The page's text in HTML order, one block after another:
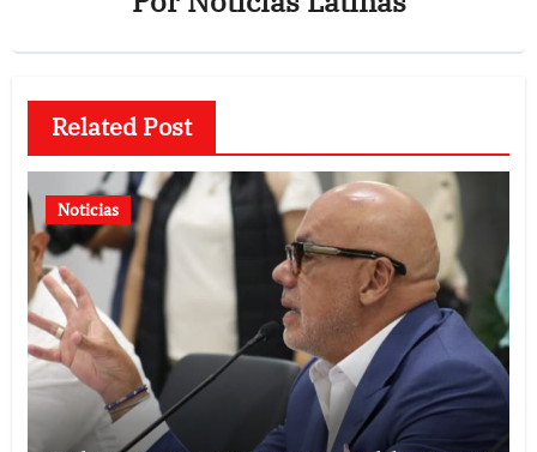
Related Post
Noticias